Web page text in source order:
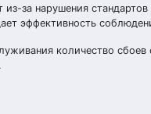
за нарушения
эффективность
количество